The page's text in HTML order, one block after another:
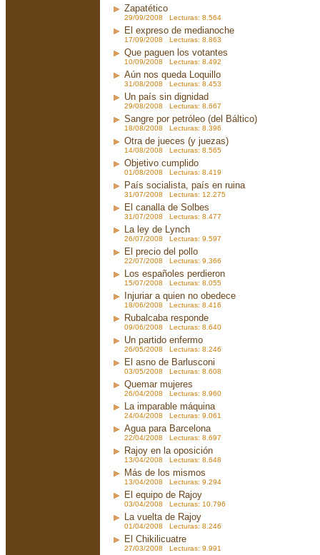
Zapatético
29/09/2008 Lecturas: 8.564
El expreso de medianoche
17/09/2008 Lecturas: 8.863
Que paguen los votantes
10/09/2008 Lecturas: 8.492
Aún nos queda Loquillo
31/08/2008 Lecturas: 8.453
Un país sin dignidad
29/08/2008 Lecturas: 8.667
Sangre por petróleo (del Báltico)
18/08/2008 Lecturas: 8.396
Otra de jueces (y juezas)
14/08/2008 Lecturas: 8.565
Objetivo cumplido
01/08/2008 Lecturas: 8.419
País socialista, país en ruina
31/07/2008 Lecturas: 12.275
El canalla de Solbes
31/07/2008 Lecturas: 8.477
La ley de Lynch
26/07/2008 Lecturas: 9.597
El precio del pollo
22/07/2008 Lecturas: 9.366
Los españoles perdieron
15/07/2008 Lecturas: 8.055
Injuriar a quien no obedece
18/06/2008 Lecturas: 8.416
Rubalcaba responde
09/06/2008 Lecturas: 8.640
Un partido enfermo
26/05/2008 Lecturas: 8.246
El asno de Barlusconi
03/05/2008 Lecturas: 8.608
Quemar mujeres
26/04/2008 Lecturas: 8.960
La imparable máquina
24/04/2008 Lecturas: 9.061
Agua para Barcelona
22/04/2008 Lecturas: 8.697
Rajoy en la oposición
13/04/2008 Lecturas: 8.648
Más de los mismos
13/04/2008 Lecturas: 9.294
El equipo de Rajoy
03/04/2008 Lecturas: 10.796
La vuelta de Rajoy
01/04/2008 Lecturas: 8.246
El Chikilicuatre
27/03/2008 Lecturas: 9.991